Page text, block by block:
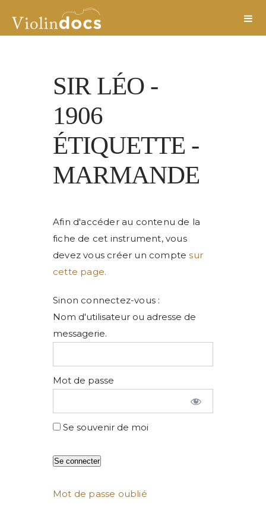
SIR LÉO -
1906
ÉTIQUETTE -
MARMANDE
Afin d'accéder au contenu de la
fiche de cet instrument, vous
devez vous créer un comptesur
cette page.
Sinon connectez-vous :
Nom d'utilisateur ou adresse de
messagerie.
Mot de passe
Se souvenir de moi
Mot de passe oublié